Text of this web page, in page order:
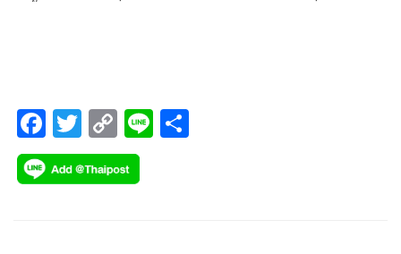
F
ac
e
T
wi
tt
C
o
p
Li